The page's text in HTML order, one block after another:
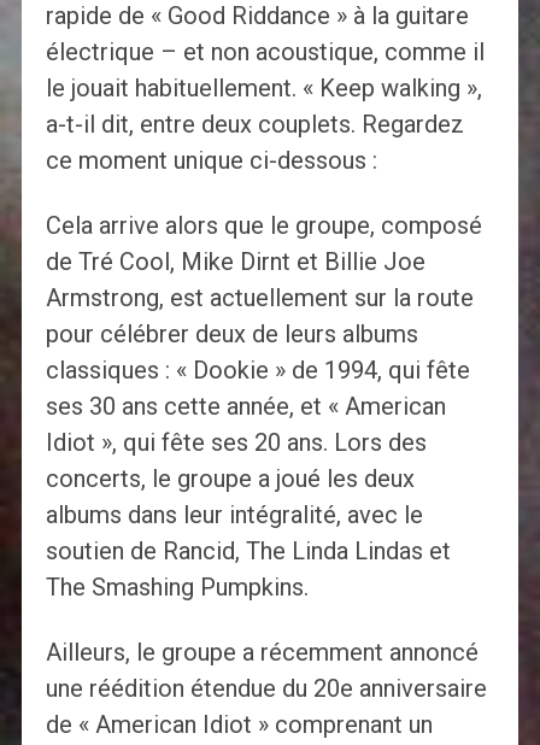
rapide de « Good Riddance » à la guitare
électrique – et non acoustique, comme il
le jouait habituellement. « Keep walking »,
a-t-il dit, entre deux couplets. Regardez
ce moment unique ci-dessous :
Cela arrive alors que le groupe, composé
de Tré Cool, Mike Dirnt et Billie Joe
Armstrong, est actuellement sur la route
pour célébrer deux de leurs albums
classiques : « Dookie » de 1994, qui fête
ses 30 ans cette année, et « American
Idiot », qui fête ses 20 ans. Lors des
concerts, le groupe a joué les deux
albums dans leur intégralité, avec le
soutien de Rancid, The Linda Lindas et
The Smashing Pumpkins.
Ailleurs, le groupe a récemment annoncé
une réédition étendue du 20e anniversaire
de « American Idiot » comprenant un